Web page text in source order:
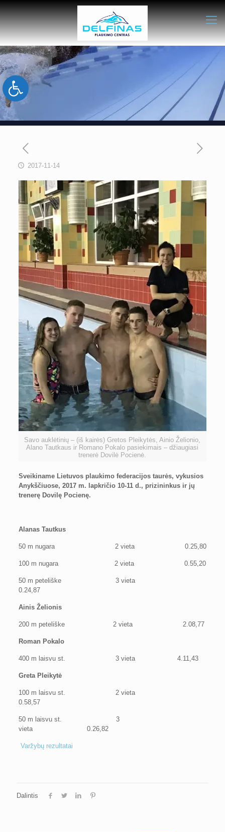
Open toolbar
2017-11-14
Savo auklėtinių – (iš kairės) Gretos Pleikytės, Ainio Želionio,
Alano Tautkaus ir Romano Pokalo pasiekimais – džiaugiasi
trenerė Dovilė Pocienė.
Sveikiname Lietuvos plaukimo federacijos taurės, vykusios
Anykščiuose, 2017 m. lapkričio 10-11 d., prizininkus ir jų
trenerę Dovilę Pocienę.
Alanas Tautkus
50 m nugara 2 vieta 0.25,80
100 m nugara 2 vieta 0.55,20
50 m peteliške 3 vieta
0.24,87
Ainis Želionis
200 m peteliške 2 vieta 2.08,77
Roman Pokalo
400 m laisvu st. 3 vieta 4.11,43
Greta Pleikytė
100 m laisvu st. 2 vieta
0.58,57
50 m laisvu st. 3
vieta 0.26,82
Varžybų rezultatai
Dalintis